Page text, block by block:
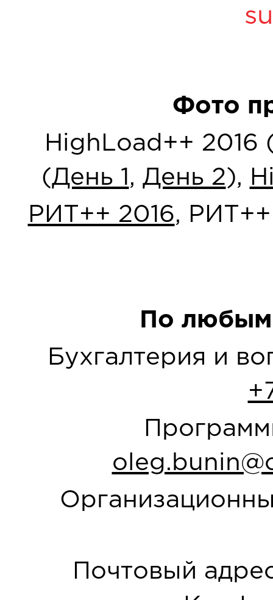
Фото
HighLoad++ 2016
(День 1 , День 2 ),
РИТ++ 2016,
По любым
Бухгалтерия и
Почтовый